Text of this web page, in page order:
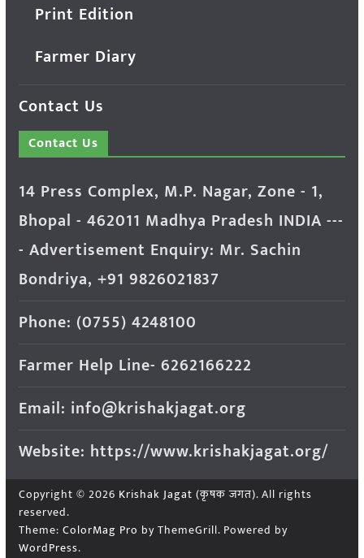
Print Edition
Farmer Diary
Contact Us
Contact Us
14 Press Complex, M.P. Nagar, Zone - 1,
Bhopal - 462011 Madhya Pradesh INDIA ---
- Advertisement Enquiry: Mr. Sachin
Bondriya, +91 9826021837
Phone: (0755) 4248100
Farmer Help Line- 6262166222
Email: info@krishakjagat.org
Website: https://www.krishakjagat.org/
Copyright © 2026 Krishak Jagat (कृषक जगत). All rights
reserved.
Theme: ColorMag Pro by ThemeGrill. Powered by
WordPress.